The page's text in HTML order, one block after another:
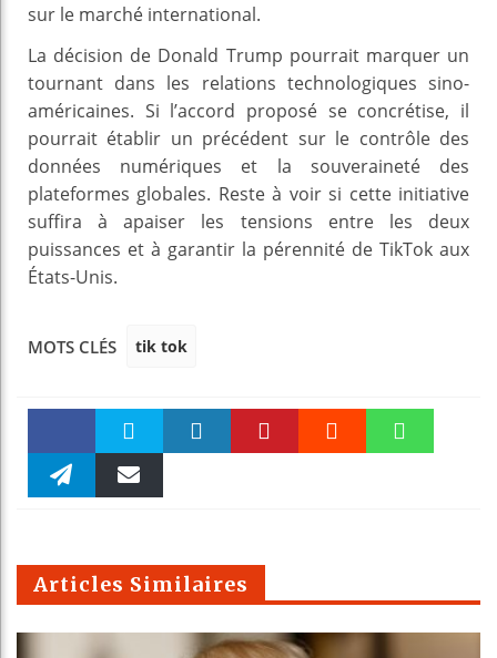
sur le marché international.
La décision de Donald Trump pourrait marquer un
tournant dans les relations technologiques sino-
américaines. Si l’accord proposé se concrétise, il
pourrait établir un précédent sur le contrôle des
données numériques et la souveraineté des
plateformes globales. Reste à voir si cette initiative
suffira à apaiser les tensions entre les deux
puissances et à garantir la pérennité de TikTok aux
États-Unis.
MOTS CLÉS tik tok
Faceboo Twitter
m
Articles Similaires